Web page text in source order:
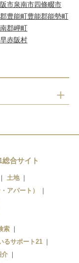
市泉南市四條畷市
豊能町豊能郡能勢町
郡岬町
赤阪村
合サイト
土地
アパート）
索
るサポート21
介